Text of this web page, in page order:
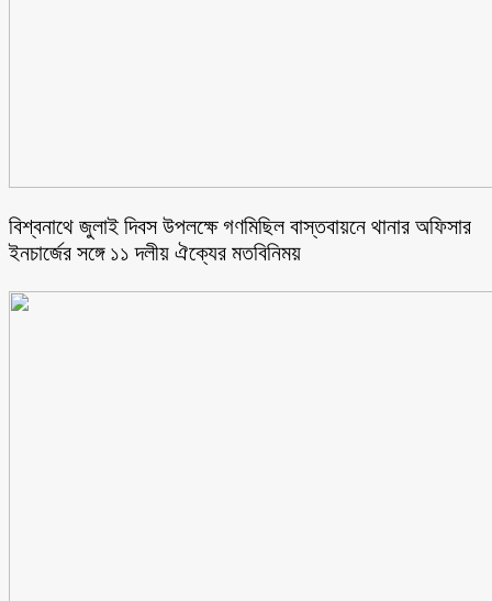
বিশ্বনাথে জুলাই দিবস উপলক্ষে গণমিছিল বাস্তবায়নে থানার অফিসার
ইনচার্জের সঙ্গে ১১ দলীয় ঐক্যের মতবিনিময়